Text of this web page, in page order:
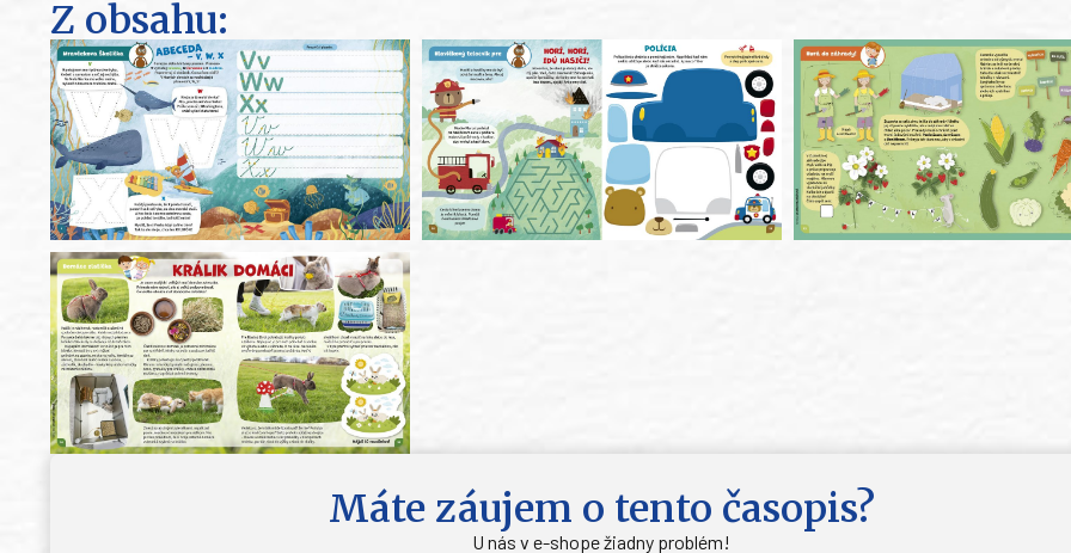
Z obsahu:
Máte záujem o tento časopis?
U nás v e-shope žiadny problém!